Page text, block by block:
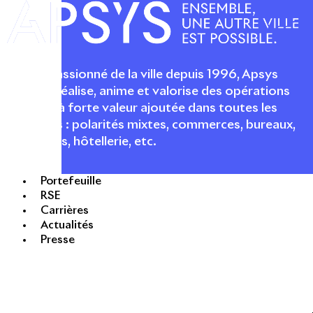
Portefeuille
RSE
Carrières
Actualités
Presse
Acteur passionné de la ville depuis 1996, Apsys
conçoit, réalise, anime et valorise des opérations
urbaines à forte valeur ajoutée dans toutes les
fonctions : polarités mixtes, commerces, bureaux,
logements, hôtellerie, etc.
APSYS EN BREF
À propos d'Apsys